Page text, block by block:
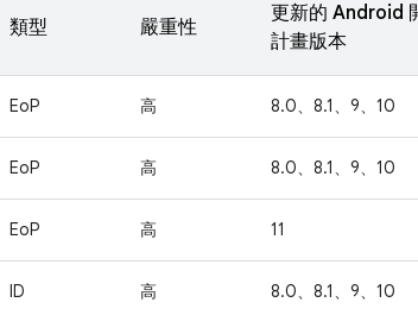
類型 嚴重性
更新的 Android
計畫版本
EoP 高 8.0、8.1、9、10
EoP 高 8.0、8.1、9、10
EoP 高 11
ID 高 8.0、8.1、9、10